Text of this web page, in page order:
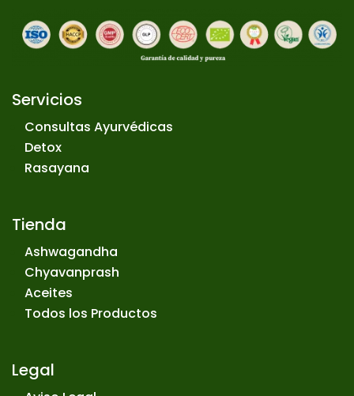
Servicios
Consultas Ayurvédicas
Detox
Rasayana
Tienda
Ashwagandha
Chyavanprash
Aceites
Todos los Productos
Legal